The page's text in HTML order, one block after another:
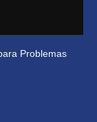
Problemas